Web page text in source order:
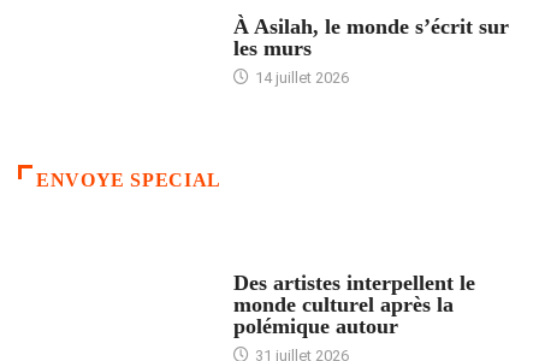
À Asilah, le monde s’écrit sur
les murs
14 juillet 2026
ENVOYE SPECIAL
Des artistes interpellent le
monde culturel après la
polémique autour
31 juillet 2026